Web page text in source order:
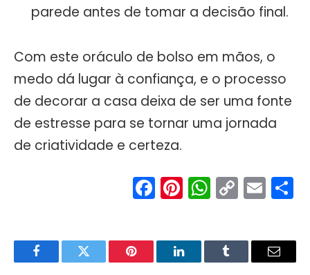
parede antes de tomar a decisão final.
Com este oráculo de bolso em mãos, o
medo dá lugar à confiança, e o processo
de decorar a casa deixa de ser uma fonte
de estresse para se tornar uma jornada
de criatividade e certeza.
Facebook
Pinterest
Copy
Link
FacebookTwitter Pinterest LinkedInTumblr Email